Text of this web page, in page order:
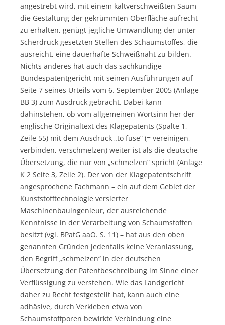
angestrebt wird, mit einem kaltverschweißten Saum
die Gestaltung der gekrümmten Oberfläche aufrecht
zu erhalten, genügt jegliche Umwandlung der unter
Scherdruck gesetzten Stellen des Schaumstoffes, die
ausreicht, eine dauerhafte Schweißnaht zu bilden.
Nichts anderes hat auch das sachkundige
Bundespatentgericht mit seinen Ausführungen auf
Seite 7 seines Urteils vom 6. September 2005 (Anlage
BB 3) zum Ausdruck gebracht. Dabei kann
dahinstehen, ob vom allgemeinen Wortsinn her der
englische Originaltext des Klagepatents (Spalte 1,
Zeile 55) mit dem Ausdruck „to fuse“ (= vereinigen,
verbinden, verschmelzen) weiter ist als die deutsche
Übersetzung, die nur von „schmelzen“ spricht (Anlage
K 2 Seite 3, Zeile 2). Der von der Klagepatentschrift
angesprochene Fachmann – ein auf dem Gebiet der
Kunststofftechnologie versierter
Maschinenbauingenieur, der ausreichende
Kenntnisse in der Verarbeitung von Schaumstoffen
besitzt (vgl. BPatG aaO. S. 11) – hat aus den oben
genannten Gründen jedenfalls keine Veranlassung,
den Begriff „schmelzen“ in der deutschen
Übersetzung der Patentbeschreibung im Sinne einer
Verflüssigung zu verstehen. Wie das Landgericht
daher zu Recht festgestellt hat, kann auch eine
adhäsive, durch Verkleben etwa von
Schaumstoffporen bewirkte Verbindung eine